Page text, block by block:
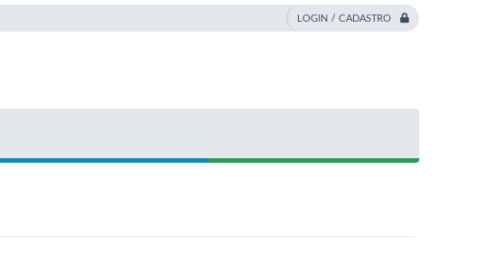
LOGIN / CADASTRO